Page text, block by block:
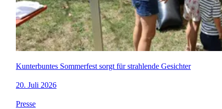
Kunterbuntes Sommerfest sorgt für strahlende Gesichter
20. Juli 2026
Presse